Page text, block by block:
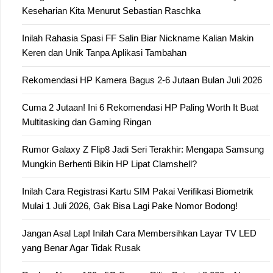
Keseharian Kita Menurut Sebastian Raschka
Inilah Rahasia Spasi FF Salin Biar Nickname Kalian Makin
Keren dan Unik Tanpa Aplikasi Tambahan
Rekomendasi HP Kamera Bagus 2-6 Jutaan Bulan Juli 2026
Cuma 2 Jutaan! Ini 6 Rekomendasi HP Paling Worth It Buat
Multitasking dan Gaming Ringan
Rumor Galaxy Z Flip8 Jadi Seri Terakhir: Mengapa Samsung
Mungkin Berhenti Bikin HP Lipat Clamshell?
Inilah Cara Registrasi Kartu SIM Pakai Verifikasi Biometrik
Mulai 1 Juli 2026, Gak Bisa Lagi Pake Nomor Bodong!
Jangan Asal Lap! Inilah Cara Membersihkan Layar TV LED
yang Benar Agar Tidak Rusak